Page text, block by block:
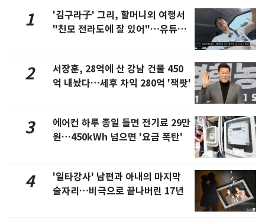
1
'김구라子' 그리, 할머니외 여행서
"친모 전라도에 잘 있어"…유튜브
2
서장훈, 28억에 산 강남 건물 450
억 내놨다…세후 차익 280억 '잭팟'
3
에어컨 하루 종일 틀면 전기료 29만
원…450kWh 넘으면 '요금 폭탄'
4
'일타강사' 남편과 아내의 마지막
술자리…비극으로 끝나버린 17년